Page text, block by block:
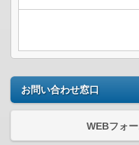
お問い合わせ窓口
WEBフォ